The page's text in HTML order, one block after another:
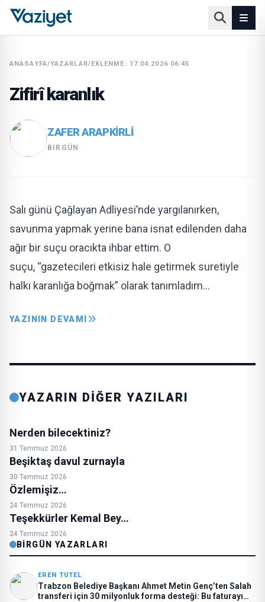
ANASAYFA/YAZARLAR/EKLENME: 17.04.2026 06:45
Zifirî karanlık
ZAFER ARAPKIRLI
BIRGÜN
Salı günü Çağlayan Adliyesi’nde yargılanırken,
savunma yapmak yerine bana isnat edilenden daha
ağır bir suçu oracıkta ihbar ettim. O
suçu, “gazetecileri etkisiz hale getirmek suretiyle
halkı karanlığa boğmak” olarak tanımladım…
YAZININ DEVAMI
YAZARIN DİĞER YAZILARI
Nerden bilecektiniz?
31 Temmuz 2026
Beşiktaş davul zurnayla
30 Temmuz 2026
Özlemişiz…
24 Temmuz 2026
Teşekkürler Kemal Bey…
24 Temmuz 2026
BIRGÜN YAZARLARI
EREN TUTEL
Trabzon Belediye Başkanı Ahmet Metin Genç’ten Salah
transferi için 30 milyonluk forma desteği: Bu faturayı